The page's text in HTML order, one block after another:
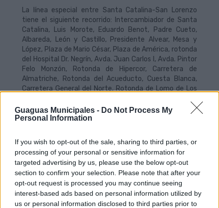
Guaguas Municipales - Do Not Process My
Personal Information
If you wish to opt-out of the sale, sharing to third parties, or
processing of your personal or sensitive information for
targeted advertising by us, please use the below opt-out
section to confirm your selection. Please note that after your
opt-out request is processed you may continue seeing
interest-based ads based on personal information utilized by
us or personal information disclosed to third parties prior to
La línea especial entre Santa Catalina-San Lorenzo
tiene el siguiente recorrido: Intercambiador de Santa
Catalina, Luis Morote, Eduardo Benot, Padre Cueto,
Albareda, León y Castillo, Presidente Alvear, Mesa y
López, Plaza de Mario César, Plaza de América, rotonda
del Hospital Dr. Negrín, Avda. Juan Carlos I, Avda. Pintor
Felo Monzón, Rotonda de Hipercor, Carretera de
Almatriche, Rotonda del Acueducto, Cuesta Blanca,
Carretera General del Norte, Rotonda de Lomo de Los
Tamaraceite a San Lorenzo y San Lorenzo (solar anexo
al Centro de Salud).
En dirección opuesta, la ruta de la línea especial será la
siguiente: San Lorenzo (solar anexo al Centro de Salud),
carretera de San Lorenzo a Almatriche, rotonda de
Hipercor, Avda. Pintor Felo Monzón, Avda. Juan Carlos I,
rotonda del Hospital Dr. Negrín, Plaza de América, Mario
César, Avda. Mesa y López, Avda. Alcalde Juan
Rodríguez Doreste e Intercambiador de Santa Catalina.